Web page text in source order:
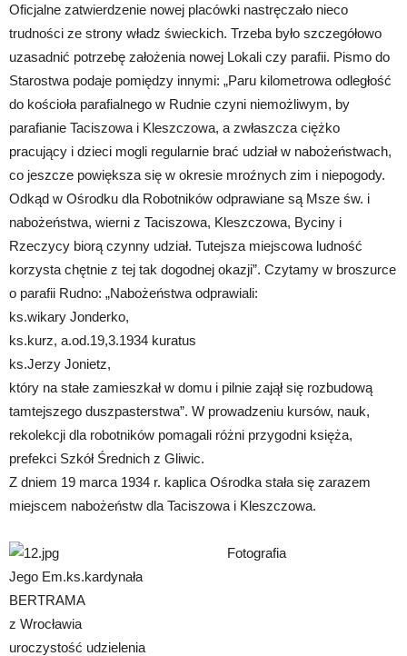
Oficjalne zatwierdzenie nowej placówki nastręczało nieco
trudności ze strony władz świeckich. Trzeba było szczegółowo
uzasadnić potrzebę założenia nowej Lokali czy parafii. Pismo do
Starostwa podaje pomiędzy innymi: „Paru kilometrowa odległość
do kościoła parafialnego w Rudnie czyni niemożliwym, by
parafianie Taciszowa i Kleszczowa, a zwłaszcza ciężko
pracujący i dzieci mogli regularnie brać udział w nabożeństwach,
co jeszcze powiększa się w okresie mroźnych zim i niepogody.
Odkąd w Ośrodku dla Robotników odprawiane są Msze św. i
nabożeństwa, wierni z Taciszowa, Kleszczowa, Byciny i
Rzeczycy biorą czynny udział. Tutejsza miejscowa ludność
korzysta chętnie z tej tak dogodnej okazji”. Czytamy w broszurce
o parafii Rudno: „Nabożeństwa odprawiali:
ks.wikary Jonderko,
ks.kurz, a.od.19,3.1934 kuratus
ks.Jerzy Jonietz,
który na stałe zamieszkał w domu i pilnie zajął się rozbudową
tamtejszego duszpasterstwa”. W prowadzeniu kursów, nauk,
rekolekcji dla robotników pomagali różni przygodni księża,
prefekci Szkół Średnich z Gliwic.
Z dniem 19 marca 1934 r. kaplica Ośrodka stała się zarazem
miejscem nabożeństw dla Taciszowa i Kleszczowa.
Fotografia
Jego Em.ks.kardynała
BERTRAMA
z Wrocławia
uroczystość udzielenia